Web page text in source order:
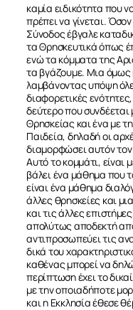
καμία ειδικότητα που
πρέπει να γίνεται.
Σύνοδος έβγαλε
τα Θρησκευτικά όπως
ενώ τα κόμματα της
τα βγάζουμε. Μια όμως
λαμβάνοντας υπόψη
διαφορετικές
δεύτερο που
Θρησκείας και ένα με
Παιδεία, δηλαδή οι
διαμορφώσει αυτόν
Αυτό το κομμάτι, είναι
βάλει ένα μάθημα που
είναι ένα μάθημα
άλλες θρησκείες και
και τις άλλες
απολύτως αποδεκτή
αντιπροσωπεύει τις
δικά του
καθένας μπορεί να
περίπτωση έχει το
με την οποιαδήποτε
και η Εκκλησία έθεσε